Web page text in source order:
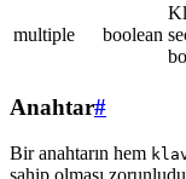
multiple boolean
Anahtar#
Bir anahtarın hem